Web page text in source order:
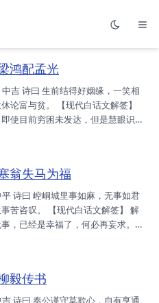
鸿配孟光
论富与贫。 【现代白话文解签】
使目前穷困未发达，但是慧眼识英
的一天。 问婚姻，只要对方人品
丁口四散，由一人迎，方有力量。
也，候下次可。 事业：今年平
。 升迁：行善在先，修吾身心，心
翁失马为福
苦咨叹。 【现代白话文解签】 解
，已经是幸福了，何必再妄求。若
不可贪图。 问诉讼，以和为贵。
必健全也，结合力量。 财利：此
小人。 事业：公平交易，童叟无
毅传书